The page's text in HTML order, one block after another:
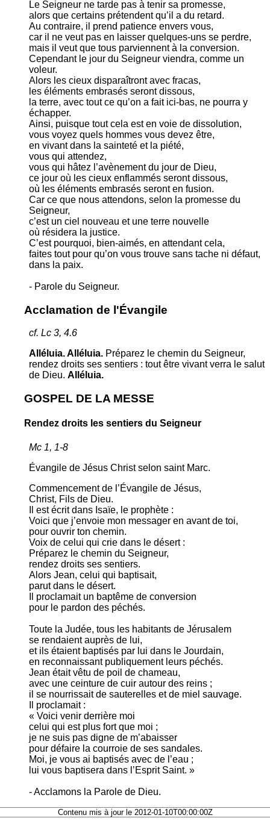
Le Seigneur ne tarde pas à tenir sa promesse,
alors que certains prétendent qu’il a du retard.
Au contraire, il prend patience envers vous,
car il ne veut pas en laisser quelques-uns se perdre,
mais il veut que tous parviennent à la conversion.
Cependant le jour du Seigneur viendra, comme un
voleur.
Alors les cieux disparaîtront avec fracas,
les éléments embrasés seront dissous,
la terre, avec tout ce qu’on a fait ici-bas, ne pourra y
échapper.
Ainsi, puisque tout cela est en voie de dissolution,
vous voyez quels hommes vous devez être,
en vivant dans la sainteté et la piété,
vous qui attendez,
vous qui hâtez l’avènement du jour de Dieu,
ce jour où les cieux enflammés seront dissous,
où les éléments embrasés seront en fusion.
Car ce que nous attendons, selon la promesse du
Seigneur,
c’est un ciel nouveau et une terre nouvelle
où résidera la justice.
C’est pourquoi, bien-aimés, en attendant cela,
faites tout pour qu’on vous trouve sans tache ni défaut,
dans la paix.
- Parole du Seigneur.
Acclamation de l'Évangile
cf. Lc 3, 4.6
Alléluia. Alléluia. Préparez le chemin du Seigneur,
rendez droits ses sentiers : tout être vivant verra le salut
de Dieu. Alléluia.
GOSPEL DE LA MESSE
Rendez droits les sentiers du Seigneur
Mc 1, 1-8
Évangile de Jésus Christ selon saint Marc.
Commencement de l’Évangile de Jésus,
Christ, Fils de Dieu.
Il est écrit dans Isaïe, le prophète :
Voici que j’envoie mon messager en avant de toi,
pour ouvrir ton chemin.
Voix de celui qui crie dans le désert :
Préparez le chemin du Seigneur,
rendez droits ses sentiers.
Alors Jean, celui qui baptisait,
parut dans le désert.
Il proclamait un baptême de conversion
pour le pardon des péchés.
Toute la Judée, tous les habitants de Jérusalem
se rendaient auprès de lui,
et ils étaient baptisés par lui dans le Jourdain,
en reconnaissant publiquement leurs péchés.
Jean était vêtu de poil de chameau,
avec une ceinture de cuir autour des reins ;
il se nourrissait de sauterelles et de miel sauvage.
Il proclamait :
« Voici venir derrière moi
celui qui est plus fort que moi ;
je ne suis pas digne de m’abaisser
pour défaire la courroie de ses sandales.
Moi, je vous ai baptisés avec de l’eau ;
lui vous baptisera dans l’Esprit Saint. »
- Acclamons la Parole de Dieu.
Contenu mis à jour le 2012-01-10T00:00:00Z